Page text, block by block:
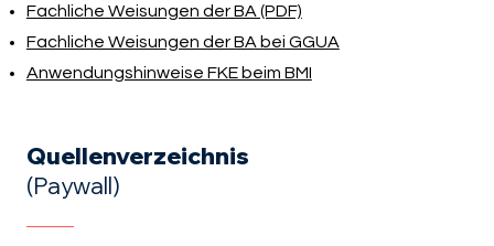
Fachliche Weisungen der BA (PDF)
Fachliche Weisungen der BA bei GGUA
Anwendungshinweise FKE beim BMI
Quellenverzeichnis
(Paywall)